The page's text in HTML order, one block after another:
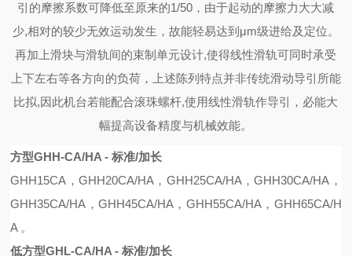
引的摩擦系数可降低至原来的1/50，由于起动的摩擦力大大减
少,相对的较少无效运动发生，故能轻易达到μm级进给及定位。
再加上滑块与滑轨间的束制单元设计,使得线性滑轨可同时承受
上下左右等各方向的负荷，上述陈列特点并非传统滑动导引所能
比拟,因此机台若能配合滚珠螺杆,使用线性滑轨作导引，必能大
幅提高设备精度与机械效能。
方型GHH-CA/HA - 标准/加长
GHH15CA ，GHH20CA/HA ， GHH25CA/HA，GHH30CA/HA ，
GHH35CA/HA ，GHH45CA/HA ， GHH55CA/HA， GHH65CA/H
A。
低方型GHL-CA/HA - 标准/加长